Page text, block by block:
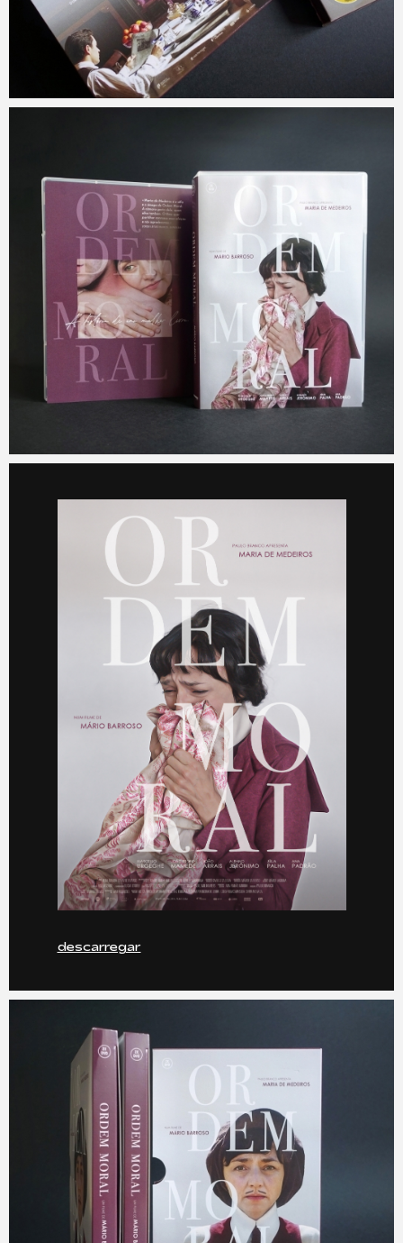
descarregar